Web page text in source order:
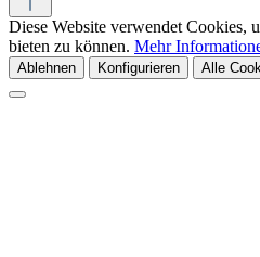
Diese Website verwendet Cookies,
bieten zu können. Mehr
Ablehnen Konfigurieren Alle